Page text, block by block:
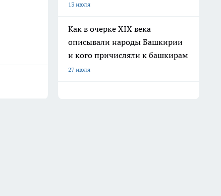
13 июля
Как в очерке XIX века
описывали народы Башкирии
и кого причисляли к башкирам
27 июля